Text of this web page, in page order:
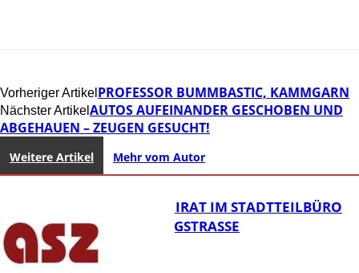
Vorheriger Artikel PROFESSOR BUMMBASTIC, KAMMGARN
Nächster Artikel AUTOS AUFEINANDER GESCHOBEN UND
ABGEHAUEN – ZEUGEN GESUCHT!
Weitere Artikel Mehr vom Autor
SENIORENBEIRAT IM STADTTEILBÜRO
IN DER KÖNIGSTRASSE